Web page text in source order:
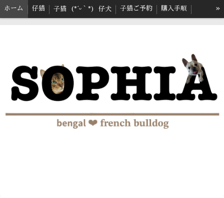
ホーム 仔猫 子猫 (*ˊᵕˋ*) 仔犬 子猫ご予約 購入手順 »